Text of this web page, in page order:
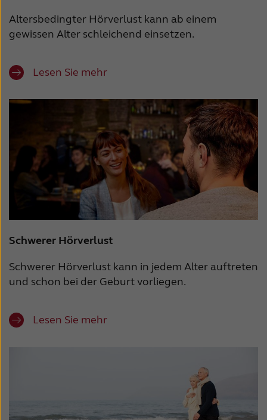
Altersbedingter Hörverlust kann ab einem
gewissen Alter schleichend einsetzen.
Lesen Sie mehr
Schwerer Hörverlust
Schwerer Hörverlust kann in jedem Alter auftreten
und schon bei der Geburt vorliegen.
Lesen Sie mehr